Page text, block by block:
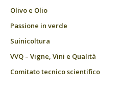
Olivo e Olio
Passione in verde
Suinicoltura
VVQ – Vigne, Vini e Qualità
Comitato tecnico scientifico